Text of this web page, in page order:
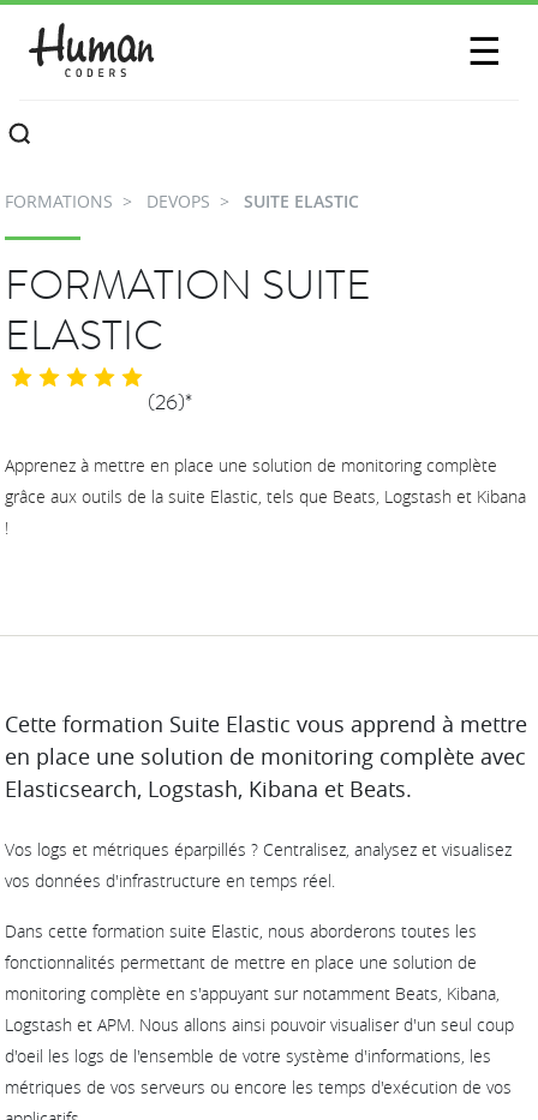
☰
CONTACTEZ-NOUS
FORMATIONS DEVOPS SUITE ELASTIC
FORMATION SUITE
ELASTIC
(26)*
Apprenez à mettre en place une solution de monitoring complète
grâce aux outils de la suite Elastic, tels que Beats, Logstash et Kibana
!
DESCRIPTION
Cette formation Suite Elastic vous apprend à mettre
en place une solution de monitoring complète avec
Elasticsearch, Logstash, Kibana et Beats.
Vos logs et métriques éparpillés ? Centralisez, analysez et visualisez
vos données d'infrastructure en temps réel.
Dans cette formation suite Elastic, nous aborderons toutes les
fonctionnalités permettant de mettre en place une solution de
monitoring complète en s'appuyant sur notamment Beats, Kibana,
Logstash et APM. Nous allons ainsi pouvoir visualiser d'un seul coup
d'oeil les logs de l'ensemble de votre système d'informations, les
métriques de vos serveurs ou encore les temps d'exécution de vos